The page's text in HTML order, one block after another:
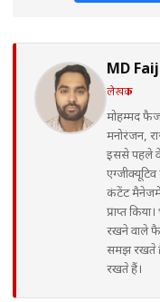
MD
लेखक
मोहम्मद
मनोरंजन,
इससे पहले वे
कंटेंट
प्राप्त
रखने वाले
समझ रखते हैं
रखते हैं।